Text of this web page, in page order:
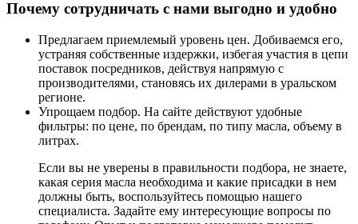
Почему сотрудничать с нами выгодно и удобно
Предлагаем приемлемый уровень цен. Добиваемся его,
устраняя собственные издержки, избегая участия в цепи
поставок посредников, действуя напрямую с
производителями, становясь их дилерами в уральском
регионе.
Упрощаем подбор. На сайте действуют удобные
фильтры: по цене, по брендам, по типу масла, объему в
литрах.
Если вы не уверены в правильности подбора, не знаете,
какая серия масла необходима и какие присадки в нем
должны быть, воспользуйтесь помощью нашего
специалиста. Задайте ему интересующие вопросы по